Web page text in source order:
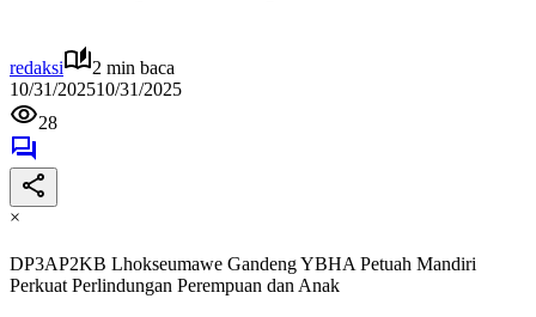
redaksi
2 min baca
10/31/202510/31/2025
28
×
DP3AP2KB Lhokseumawe Gandeng YBHA Petuah Mandiri
Perkuat Perlindungan Perempuan dan Anak